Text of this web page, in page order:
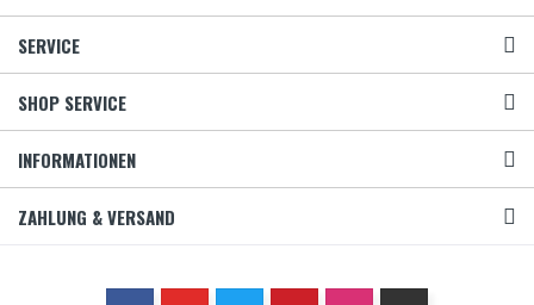
SERVICE
SHOP SERVICE
INFORMATIONEN
ZAHLUNG & VERSAND